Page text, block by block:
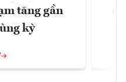
tăng gần
kỳ